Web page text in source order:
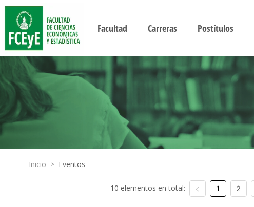
Facultad Carreras Postítulos
Inicio > Eventos
10 elementos en total: 1 2